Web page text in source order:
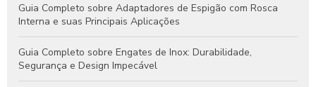
Guia Completo sobre Adaptadores de Espigão com Rosca
Interna e suas Principais Aplicações
Guia Completo sobre Engates de Inox: Durabilidade,
Segurança e Design Impecável